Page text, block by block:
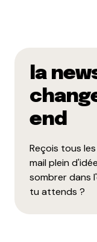
la
end
Reçois tous
mail plein
sombrer dans
tu attends ?